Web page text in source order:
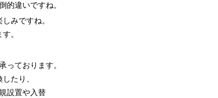
違いですね。
みですね。
。
ております。
たり、
設置や入替